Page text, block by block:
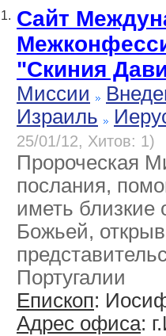
1. Сайт
"Скиния
Миссии
Израиль
25/01/12, Хитов: 1)
Пророческая
послания,
иметь близкие
Божьей,
Португалии
Епископ:
Адрес офиса: